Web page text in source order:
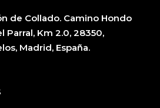
de Collado. Camino Hondo
Parral, Km 2.0, 28350,
Madrid, España.